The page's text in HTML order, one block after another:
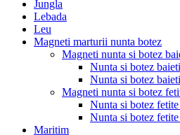
Jungla
Lebada
Leu
Magneti marturii nunta botez
Magneti nunta si botez
Nunta si botez
Nunta si botez
Magneti nunta si botez
Nunta si botez
Nunta si botez
Maritim